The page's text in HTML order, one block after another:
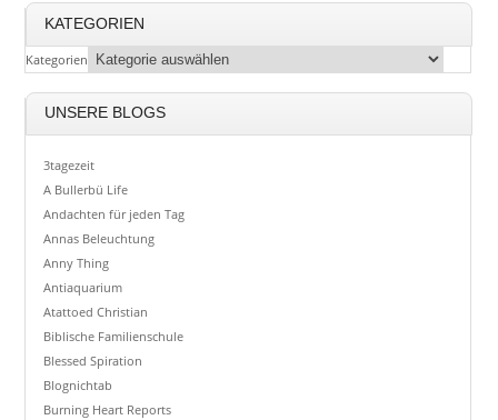
KATEGORIEN
Kategorien
UNSERE BLOGS
3tagezeit
A Bullerbü Life
Andachten für jeden Tag
Annas Beleuchtung
Anny Thing
Antiaquarium
Atattoed Christian
Biblische Familienschule
Blessed Spiration
Blognichtab
Burning Heart Reports